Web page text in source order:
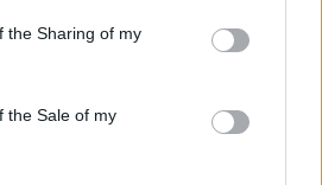
the Sharing of my
the Sale of my
εξήγηση.
να βλέπεις πολλές
στην αμφισβήτηση του